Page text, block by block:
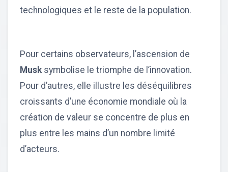
technologiques et le reste de la population.
Pour certains observateurs, l’ascension de
Musk symbolise le triomphe de l’innovation.
Pour d’autres, elle illustre les déséquilibres
croissants d’une économie mondiale où la
création de valeur se concentre de plus en
plus entre les mains d’un nombre limité
d’acteurs.